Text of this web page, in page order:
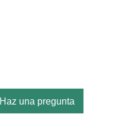
Haz una pregunta